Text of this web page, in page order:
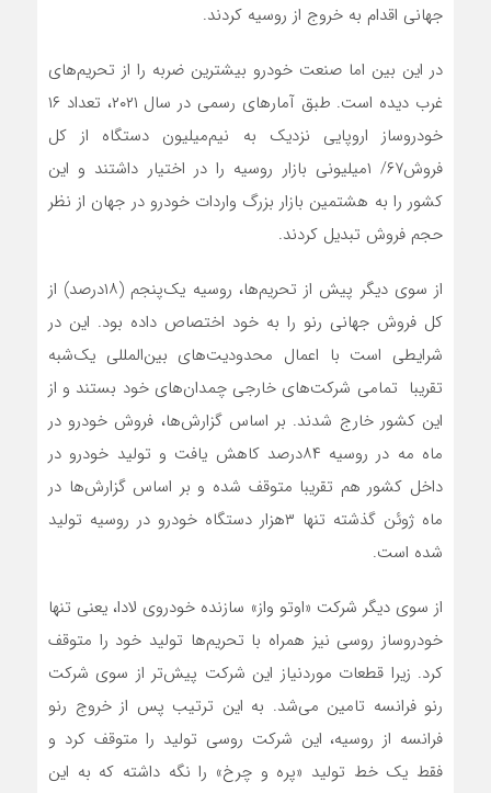
جهانی اقدام به خروج از روسیه کردند.
در این بین اما صنعت خودرو بیشترین ضربه را از تحریم‌های
غرب دیده است. طبق آمارهای رسمی در سال ۲۰۲۱، تعداد ۱۶
خودروساز اروپایی نزدیک به نیم‌میلیون دستگاه از کل
فروش۶۷/ ۱میلیونی بازار روسیه را در اختیار داشتند و این
کشور را به هشتمین بازار بزرگ واردات خودرو در جهان از نظر
حجم فروش تبدیل کردند.
از سوی دیگر پیش از تحریم‌ها، روسیه یک‌پنجم (۱۸‌درصد) از
کل فروش جهانی رنو را به خود اختصاص داده بود. این در
شرایطی است با اعمال محدودیت‌های بین‌المللی یک‌شبه
تقریبا تمامی شرکت‌های خارجی چمدان‌های خود بستند و از
این کشور خارج شدند. بر اساس گزارش‌ها، فروش خودرو در
ماه مه در روسیه ۸۴‌درصد کاهش یافت و تولید خودرو در
داخل کشور هم تقریبا متوقف شده و بر اساس گزارش‌ها در
ماه ژوئن گذشته تنها ۳‌هزار دستگاه خودرو در روسیه تولید
شده است.
از سوی دیگر شرکت «اوتو واز» سازنده خودروی لادا، یعنی تنها
خودروساز روسی نیز همراه با تحریم‌ها تولید خود را متوقف
کرد. زیرا قطعات موردنیاز این شرکت پیش‌تر از سوی شرکت
رنو فرانسه تامین می‌شد. به این ترتیب پس از خروج رنو
فرانسه از روسیه، این شرکت روسی تولید را متوقف کرد و
فقط یک خط تولید «پره و چرخ» را نگه داشته که به این